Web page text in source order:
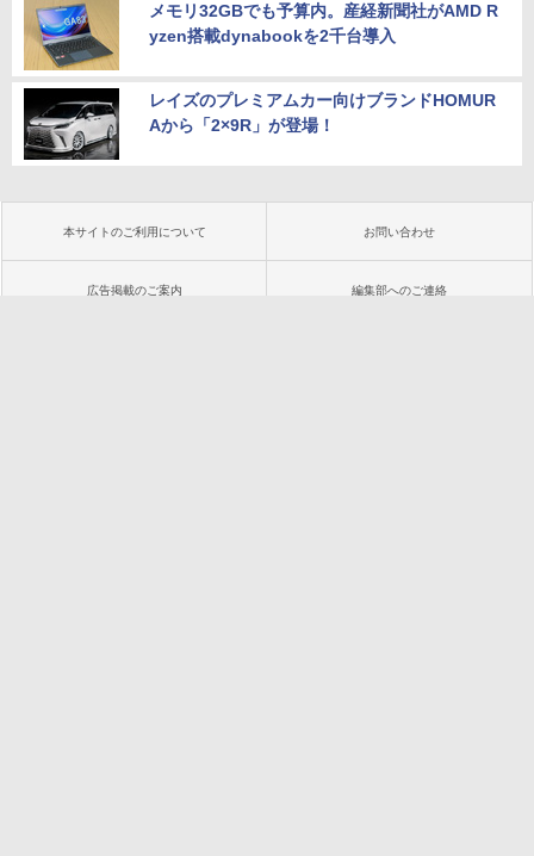
メモリ32GBでも予算内。産経新聞社がAMD R
yzen搭載dynabookを2千台導入
レイズのプレミアムカー向けブランドHOMUR
Aから「2×9R」が登場！
本サイトのご利用について お問い合わせ
広告掲載のご案内 編集部へのご連絡